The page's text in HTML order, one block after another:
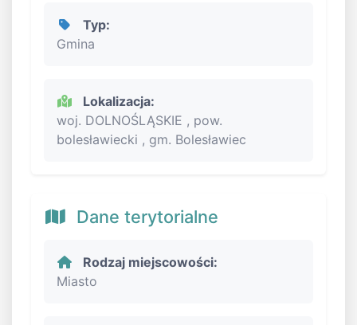
Typ:
Gmina
Lokalizacja:
woj. DOLNOŚLĄSKIE , pow.
bolesławiecki , gm. Bolesławiec
Dane terytorialne
Rodzaj miejscowości:
Miasto